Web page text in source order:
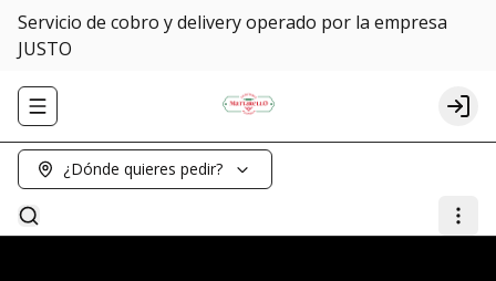
Servicio de cobro y delivery operado por la empresa
JUSTO
Abrir menu de navegación Login
¿Dónde quieres pedir?